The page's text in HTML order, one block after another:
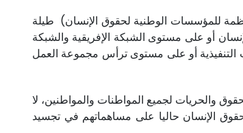
للمؤسسات الوطنية لحقوق الإنسان) طيلة
أو على مستوى الشبكة الإفريقية والشبكة
التنفيذية أو على مستوى ترأس مجموعة العمل
الحقوق والحريات لجميع المواطنات والمواطنين، لا
المجلس الاستشاري لحقوق الإنسان سابقا (1990-2011) والمجلس الوطني لحقوق الإنسان حاليا على مساهماتهم في تجسيد